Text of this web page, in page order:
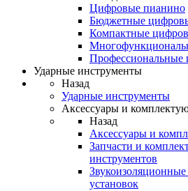
Цифровые пианино
Бюджетные
Компактные
Ударные инструменты
Назад
Ударные инструменты
Аксессуары и
Назад
Аксессуары и
Запчасти и
инструментов
установок